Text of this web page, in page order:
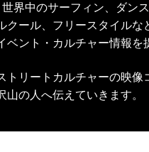
界中のサーフィン、ダン
クール、フリースタイル
ベント・カルチャー情報を
トリートカルチャーの映
山の人へ伝えていきます。